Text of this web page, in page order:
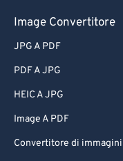
Image Convertitore
JPG A PDF
PDF A JPG
HEIC A JPG
Image A PDF
Convertitore di immagini